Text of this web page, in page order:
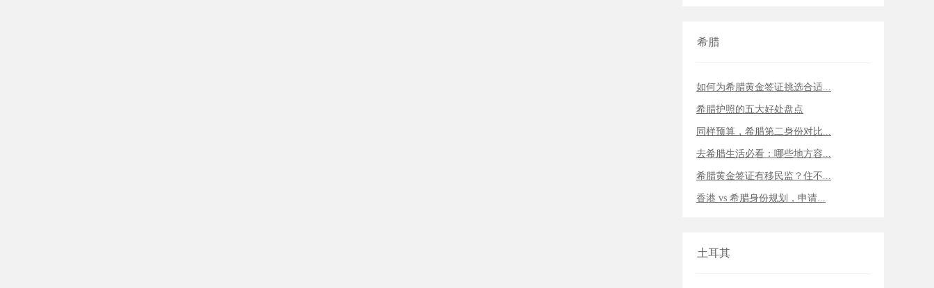
希腊
如何为希腊黄金签证挑选合适...
希腊护照的五大好处盘点
同样预算，希腊第二身份对比...
去希腊生活必看：哪些地方容...
希腊黄金签证有移民监？住不...
香港 vs 希腊身份规划，申请...
土耳其